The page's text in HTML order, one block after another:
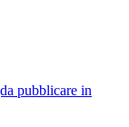
pubblicare in